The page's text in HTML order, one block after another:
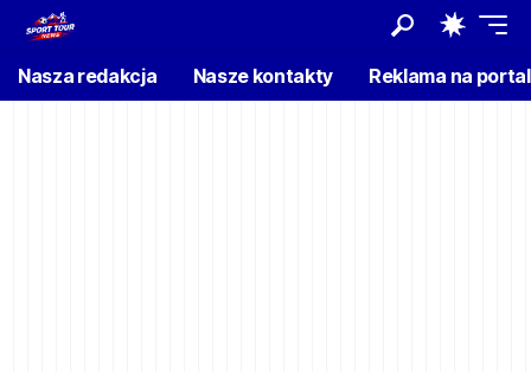
Nasza redakcja Nasze kontakty Reklama na